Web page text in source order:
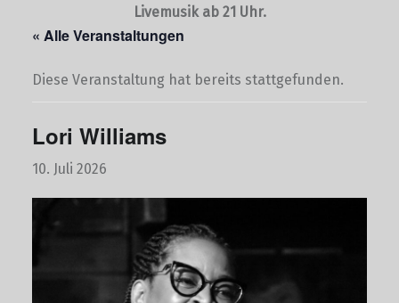
Livemusik ab 21 Uhr.
« Alle Veranstaltungen
Diese Veranstaltung hat bereits stattgefunden.
Lori Williams
10. Juli 2026